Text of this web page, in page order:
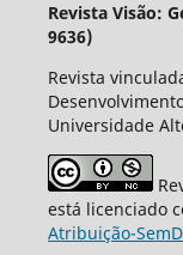
Revista Visão:
9636)
Revista
Universidade
está licenciado
Atribuição-